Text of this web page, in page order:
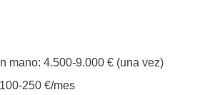
mano: 4.500-9.000 € (una vez)
250 €/mes